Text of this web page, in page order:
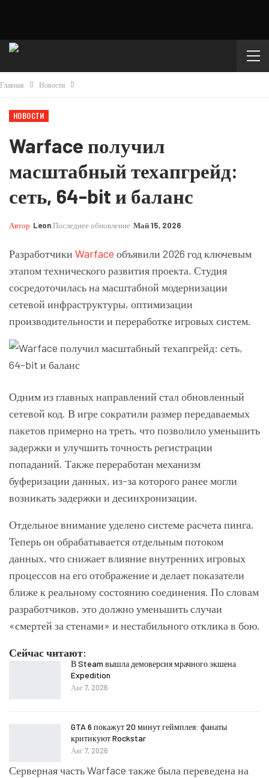
Главная Новости
НОВОСТИ
Warface получил
масштабный техапгрейд:
сеть, 64-bit и баланс
Автор LeonПоследнее обновление Май 15, 2026
Разработчики Warface объявили 2026 год ключевым
этапом технического развития проекта. Студия
сосредоточилась на масштабной модернизации
сетевой инфраструктуры, оптимизации
производительности и переработке игровых систем.
Одним из главных направлений стал обновленный
сетевой код. В игре сократили размер передаваемых
пакетов примерно на треть, что позволило уменьшить
задержки и улучшить точность регистрации
попаданий. Также переработан механизм
буферизации данных, из-за которого ранее могли
возникать задержки и десинхронизации.
Отдельное внимание уделено системе расчета пинга.
Теперь он обрабатывается отдельным потоком
данных, что снижает влияние внутренних игровых
процессов на его отображение и делает показатели
ближе к реальному состоянию соединения. По словам
разработчиков, это должно уменьшить случаи
«смертей за стенами» и нестабильного отклика в бою.
Сейчас читают:
В Steam вышла демоверсия мрачного экшена
Expedition
Авг 7, 2026
GTA 6 покажут 20 минут геймплея: фанаты
критикуют Rockstar
Авг 7, 2026
Серверная частьWarface также была переведена на